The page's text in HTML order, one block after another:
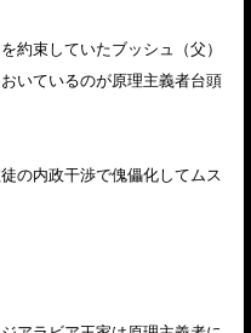
約束していたブッシュ（父）
いているのが原理主義者台頭
の内政干渉で傀儡化してムス